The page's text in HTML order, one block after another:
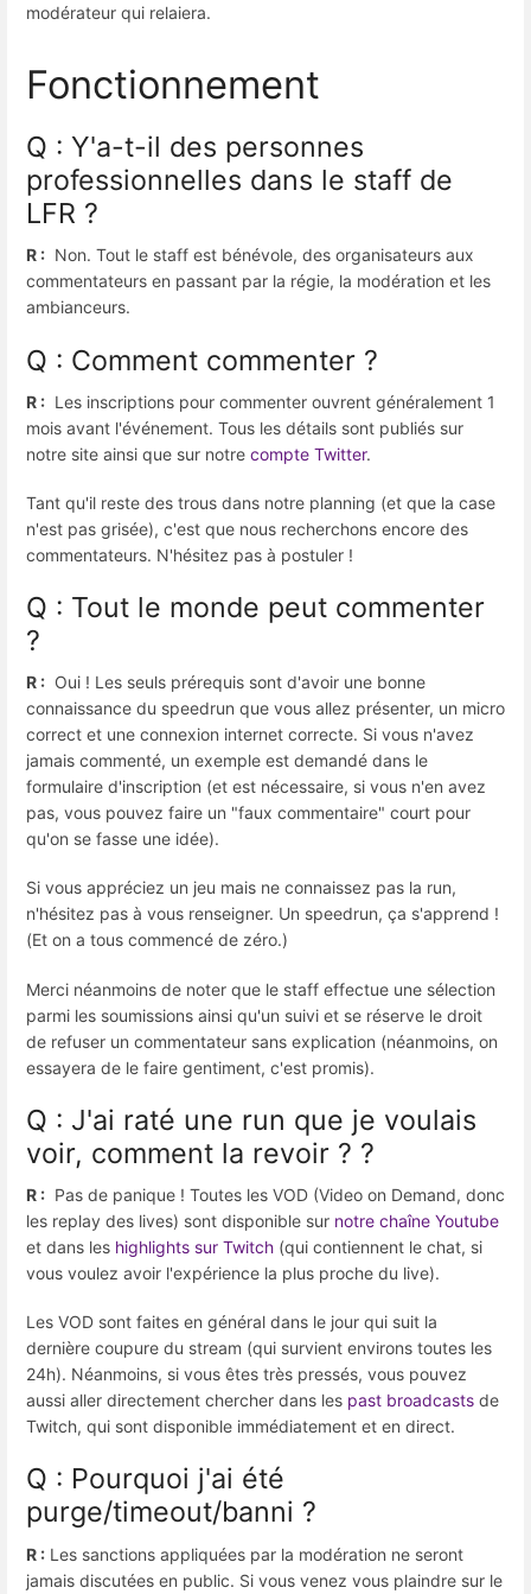
modérateur qui relaiera.
Fonctionnement
Q : Y'a-t-il des personnes
professionnelles dans le staff de
LFR ?
R : Non. Tout le staff est bénévole, des organisateurs aux
commentateurs en passant par la régie, la modération et les
ambianceurs.
Q : Comment commenter ?
R : Les inscriptions pour commenter ouvrent généralement 1
mois avant l'événement. Tous les détails sont publiés sur
notre site ainsi que sur notre compte Twitter.
Tant qu'il reste des trous dans notre planning (et que la case
n'est pas grisée), c'est que nous recherchons encore des
commentateurs. N'hésitez pas à postuler !
Q : Tout le monde peut commenter
?
R : Oui ! Les seuls prérequis sont d'avoir une bonne
connaissance du speedrun que vous allez présenter, un micro
correct et une connexion internet correcte. Si vous n'avez
jamais commenté, un exemple est demandé dans le
formulaire d'inscription (et est nécessaire, si vous n'en avez
pas, vous pouvez faire un "faux commentaire" court pour
qu'on se fasse une idée).
Si vous appréciez un jeu mais ne connaissez pas la run,
n'hésitez pas à vous renseigner. Un speedrun, ça s'apprend !
(Et on a tous commencé de zéro.)
Merci néanmoins de noter que le staff effectue une sélection
parmi les soumissions ainsi qu'un suivi et se réserve le droit
de refuser un commentateur sans explication (néanmoins, on
essayera de le faire gentiment, c'est promis).
Q : J'ai raté une run que je voulais
voir, comment la revoir ? ?
R : Pas de panique ! Toutes les VOD (Video on Demand, donc
les replay des lives) sont disponible sur notre chaîne Youtube
et dans les highlights sur Twitch (qui contiennent le chat, si
vous voulez avoir l'expérience la plus proche du live).
Les VOD sont faites en général dans le jour qui suit la
dernière coupure du stream (qui survient environs toutes les
24h). Néanmoins, si vous êtes très pressés, vous pouvez
aussi aller directement chercher dans les past broadcasts de
Twitch, qui sont disponible immédiatement et en direct.
Q : Pourquoi j'ai été
purge/timeout/banni ?
R : Les sanctions appliquées par la modération ne seront
jamais discutées en public. Si vous venez vous plaindre sur le